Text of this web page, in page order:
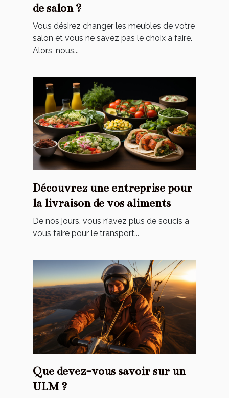
de salon ?
Vous désirez changer les meubles de votre
salon et vous ne savez pas le choix à faire.
Alors, nous...
Découvrez‌ ‌une‌ ‌entreprise‌ ‌pour‌
‌la‌ ‌livraison‌ ‌de‌ ‌vos‌ ‌aliments‌ ‌
De‌ ‌nos‌ ‌jours,‌ ‌vous‌ ‌n’avez‌ ‌plus‌ ‌de‌ ‌soucis‌ ‌à‌
‌vous‌ ‌faire‌ ‌pour‌ ‌le‌ ‌transport‌...
Que devez-vous savoir sur un
ULM ?